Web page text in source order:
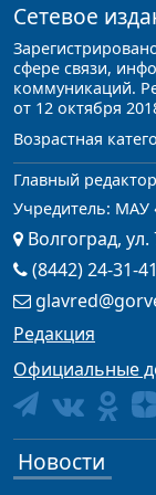
Сетевое
сфере связи,
коммуникаций.
от 12 октября
Возрастная
Главный
Учредитель: МАУ
Волгоград,
(8442) 24-31-41
Редакция
Официальные
Новости